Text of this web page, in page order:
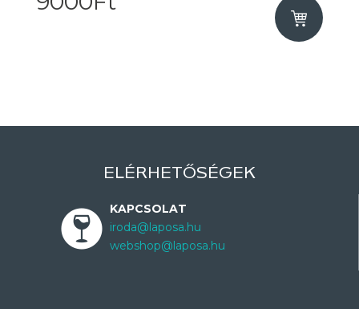
ELÉRHETŐSÉGEK
KAPCSOLAT
iroda@laposa.hu
webshop@laposa.hu